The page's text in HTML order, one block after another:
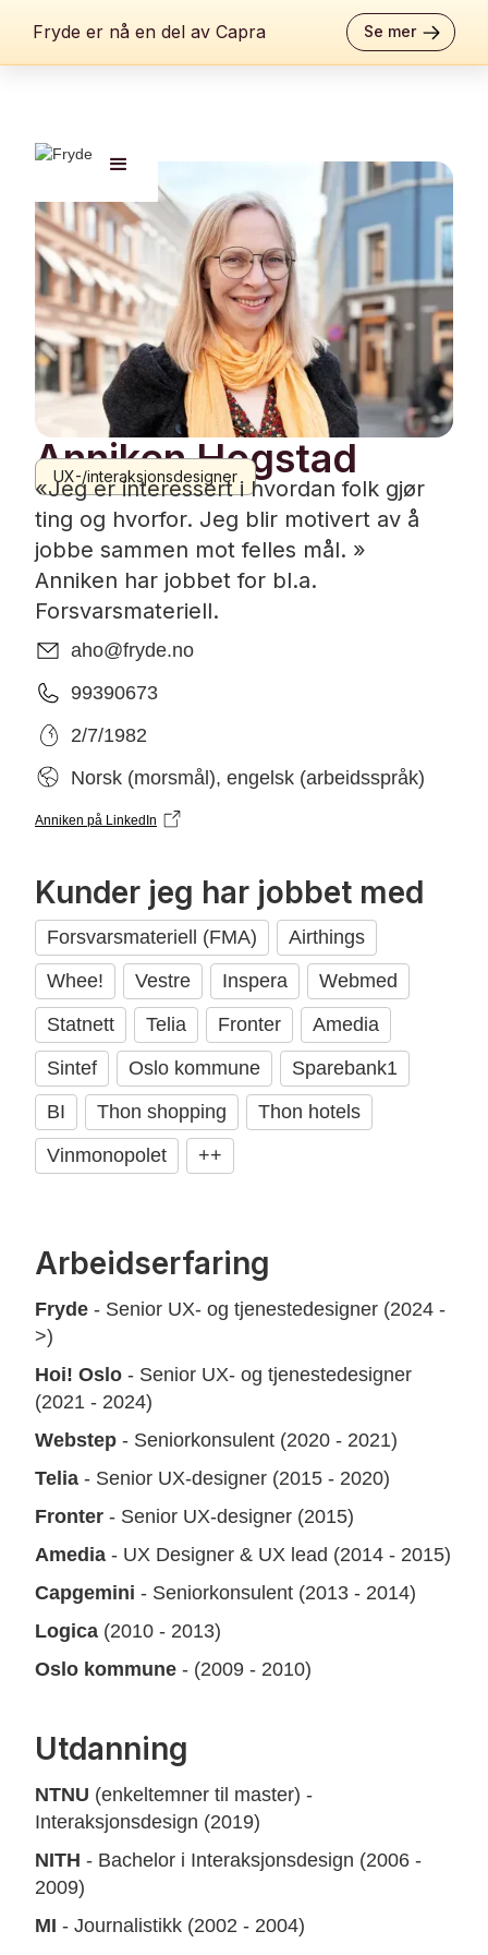
Fryde er nå en del av Capra Se mer
Anniken Hogstad
UX-/interaksjonsdesigner
«Jeg er interessert i hvordan folk gjør
ting og hvorfor. Jeg blir motivert av å
jobbe sammen mot felles mål. »
Anniken har jobbet for bl.a.
Forsvarsmateriell.
aho@fryde.no
99390673
2/7/1982
Norsk (morsmål), engelsk (arbeidsspråk)
Anniken på LinkedIn
Kunder jeg har jobbet med
Forsvarsmateriell (FMA)
Airthings
Whee!
Vestre Inspera
Webmed
Statnett
Telia Fronter
Amedia
Sintef
Oslo kommune
Sparebank1
BI
Thon shopping
Thon hotels
Vinmonopolet
++
Arbeidserfaring
Fryde - Senior UX- og tjenestedesigner (2024 -
>)
Hoi! Oslo - Senior UX- og tjenestedesigner
(2021 - 2024)
Webstep - Seniorkonsulent (2020 - 2021)
Telia - Senior UX-designer (2015 - 2020)
Fronter - Senior UX-designer (2015)
Amedia - UX Designer & UX lead (2014 - 2015)
Capgemini - Seniorkonsulent (2013 - 2014)
Logica (2010 - 2013)
Oslo kommune - (2009 - 2010)
Utdanning
NTNU (enkeltemner til master) -
Interaksjonsdesign (2019)
NITH - Bachelor i Interaksjonsdesign (2006 -
2009)
MI - Journalistikk (2002 - 2004)